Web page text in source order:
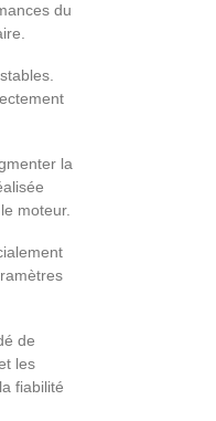
du
la
moteur.
de
les
fiabilité